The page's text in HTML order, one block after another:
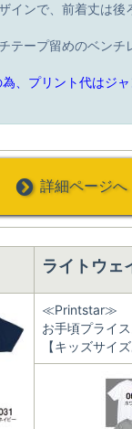
インで、前着丈は後
テープ留めのベンチ
、プリント代はジ
詳細ページへ
ライトウ
お手頃プライ
【キッズサイズ